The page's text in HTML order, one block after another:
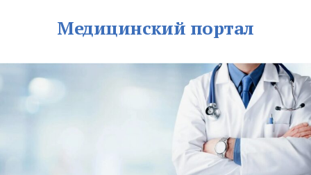
Медицинский портал